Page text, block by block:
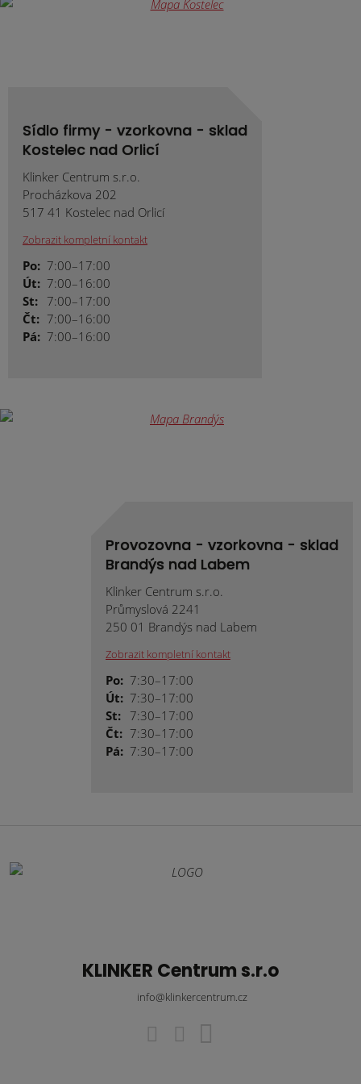
Sídlo firmy - vzorkovna - sklad
Kostelec nad Orlicí
Klinker Centrum s.r.o.
Procházkova 202
517 41 Kostelec nad Orlicí
Zobrazit kompletní kontakt
Po: 7:00–17:00
Út: 7:00–16:00
St: 7:00–17:00
Čt: 7:00–16:00
Pá: 7:00–16:00
Provozovna - vzorkovna - sklad
Brandýs nad Labem
Klinker Centrum s.r.o.
Průmyslová 2241
250 01 Brandýs nad Labem
Zobrazit kompletní kontakt
Po: 7:30–17:00
Út: 7:30–17:00
St: 7:30–17:00
Čt: 7:30–17:00
Pá: 7:30–17:00
KLINKER Centrum s.r.o
info@klinkercentrum.cz